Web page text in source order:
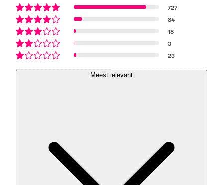
727
84
18
3
23
Meest relevant